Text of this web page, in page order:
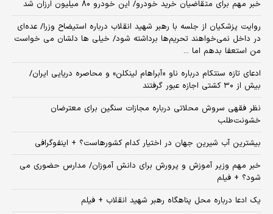
خبر مهم برای متقاضیان خرید خودرو/ این خودرو ۸۰ میلیون ارزان شد
روایت پزشکیان از جلسه با رهبر شهید انقلاب درباره استیضاح وزرا/ عده‌ای
در داخل نمی‌خواهند تحریم‌ها برداشته شود/ خیلی ها دلشان می خواست
من استعفا بدهم اما ...
ادعای تازه سنتکام درباره ناو «آبراهام لینکلن» و محاصره دریایی ایران/
بیش از ۳۰ کشتی اجازه عبور گرفتند
نظر فقهی سروش محلاتی درباره مجازات سنگین برای معترضان
خشونت‌طلب
بیشترین آب شیرین جهان در اختیار کدام کشورهاست؟ + اینفوگرافی
خبر مهم وزیر آموزش و پرورش برای دانش آموزان/ مدارس حضوری می
شود؟ + فیلم
یک ادعا درباره محل پناهگاه‌ رهبر شهید انقلاب + فیلم